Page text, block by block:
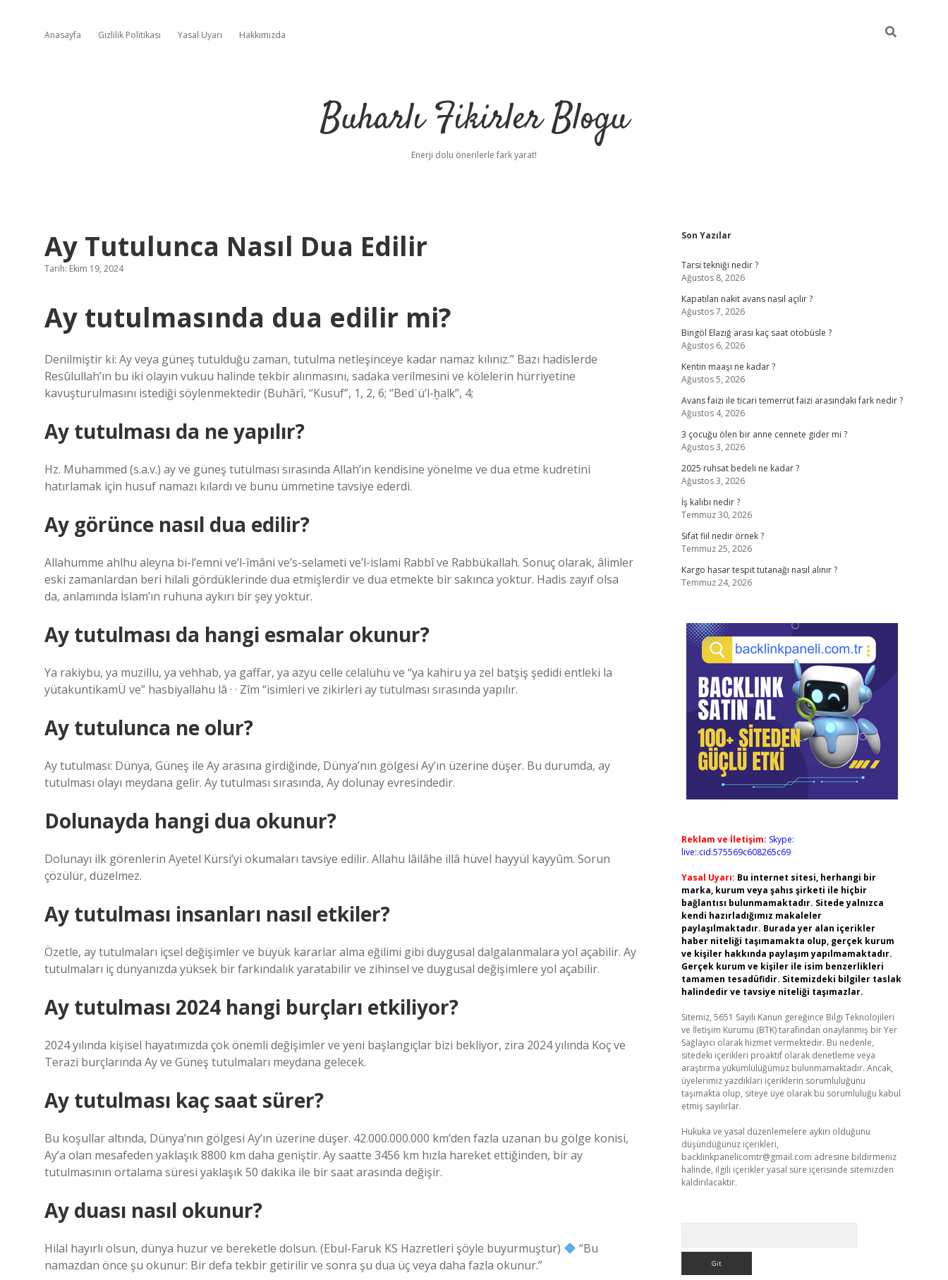
Anasayfa Gizlilik Politikası Yasal Uyarı Hakkımızda
Buharlı Fikirler Blogu
Enerji dolu önerilerle fark yarat!
Ay Tutulunca Nasıl Dua Edilir
Tarih: Ekim 19, 2024
Ay tutulmasında dua edilir mi?
Denilmiştir ki: Ay veya güneş tutulduğu zaman, tutulma netleşinceye kadar namaz kılınız.” Bazı hadislerde
Resûlullah’ın bu iki olayın vukuu halinde tekbir alınmasını, sadaka verilmesini ve kölelerin hürriyetine
kavuşturulmasını istediği söylenmektedir (Buhârî, “Kusuf”, 1, 2, 6; “Bedʾü’l-ḫalḳ”, 4;
Ay tutulması da ne yapılır?
Hz. Muhammed (s.a.v.) ay ve güneş tutulması sırasında Allah’ın kendisine yönelme ve dua etme kudretini
hatırlamak için husuf namazı kılardı ve bunu ümmetine tavsiye ederdi.
Ay görünce nasıl dua edilir?
Allahumme ahlhu aleyna bi-l’emni ve’l-îmâni ve’s-selameti ve’l-islami Rabbî ve Rabbükallah. Sonuç olarak, âlimler
eski zamanlardan beri hilali gördüklerinde dua etmişlerdir ve dua etmekte bir sakınca yoktur. Hadis zayıf olsa
da, anlamında İslam’ın ruhuna aykırı bir şey yoktur.
Ay tutulması da hangi esmalar okunur?
Ya rakiybu, ya muzillu, ya vehhab, ya gaffar, ya azyu celle celalühü ve “ya kahiru ya zel batşiş şedidi entleki la
yütakuntikamÜ ve” hasbiyallahu lâ · · Zîm “isimleri ve zikirleri ay tutulması sırasında yapılır.
Ay tutulunca ne olur?
Ay tutulması: Dünya, Güneş ile Ay arasına girdiğinde, Dünya’nın gölgesi Ay’ın üzerine düşer. Bu durumda, ay
tutulması olayı meydana gelir. Ay tutulması sırasında, Ay dolunay evresindedir.
Dolunayda hangi dua okunur?
Dolunayı ilk görenlerin Ayetel Kürsi’yi okumaları tavsiye edilir. Allahu lâilâhe illâ hüvel hayyül kayyûm. Sorun
çözülür, düzelmez.
Ay tutulması insanları nasıl etkiler?
Özetle, ay tutulmaları içsel değişimler ve büyük kararlar alma eğilimi gibi duygusal dalgalanmalara yol açabilir. Ay
tutulmaları iç dünyanızda yüksek bir farkındalık yaratabilir ve zihinsel ve duygusal değişimlere yol açabilir.
Ay tutulması 2024 hangi burçları etkiliyor?
2024 yılında kişisel hayatımızda çok önemli değişimler ve yeni başlangıçlar bizi bekliyor, zira 2024 yılında Koç ve
Terazi burçlarında Ay ve Güneş tutulmaları meydana gelecek.
Ay tutulması kaç saat sürer?
Bu koşullar altında, Dünya’nın gölgesi Ay’ın üzerine düşer. 42.000.000.000 km’den fazla uzanan bu gölge konisi,
Ay’a olan mesafeden yaklaşık 8800 km daha geniştir. Ay saatte 3456 km hızla hareket ettiğinden, bir ay
tutulmasının ortalama süresi yaklaşık 50 dakika ile bir saat arasında değişir.
Ay duası nasıl okunur?
Hilal hayırlı olsun, dünya huzur ve bereketle dolsun. (Ebul-Faruk KS Hazretleri şöyle buyurmuştur)
“Bu
namazdan önce şu okunur: Bir defa tekbir getirilir ve sonra şu dua üç veya daha fazla okunur.”
Sidebar
Son Yazılar
Tarsi tekniği nedir ?
Ağustos 8, 2026
Kapatılan nakit avans nasıl açılır ?
Ağustos 7, 2026
Bingöl Elazığ arası kaç saat otobüsle ?
Ağustos 6, 2026
Kentin maaşı ne kadar ?
Ağustos 5, 2026
Avans faizi ile ticari temerrüt faizi arasındaki fark nedir ?
Ağustos 4, 2026
3 çocuğu ölen bir anne cennete gider mi ?
Ağustos 3, 2026
2025 ruhsat bedeli ne kadar ?
Ağustos 3, 2026
İş kalıbı nedir ?
Temmuz 30, 2026
Sifat fiil nedir örnek ?
Temmuz 25, 2026
Kargo hasar tespit tutanağı nasıl alınır ?
Temmuz 24, 2026
Reklam ve İletişim: Skype:
live:.cid.575569c608265c69
Yasal Uyarı: Bu internet sitesi, herhangi bir
marka, kurum veya şahıs şirketi ile hiçbir
bağlantısı bulunmamaktadır. Sitede yalnızca
kendi hazırladığımız makaleler
paylaşılmaktadır. Burada yer alan içerikler
haber niteliği taşımamakta olup, gerçek kurum
ve kişiler hakkında paylaşım yapılmamaktadır.
Gerçek kurum ve kişiler ile isim benzerlikleri
tamamen tesadüfidir. Sitemizdeki bilgiler taslak
halindedir ve tavsiye niteliği taşımazlar.
Sitemiz, 5651 Sayılı Kanun gereğince Bilgi Teknolojileri
ve İletişim Kurumu (BTK) tarafından onaylanmış bir Yer
Sağlayıcı olarak hizmet vermektedir. Bu nedenle,
sitedeki içerikleri proaktif olarak denetleme veya
araştırma yükümlülüğümüz bulunmamaktadır. Ancak,
üyelerimiz yazdıkları içeriklerin sorumluluğunu
taşımakta olup, siteye üye olarak bu sorumluluğu kabul
etmiş sayılırlar.
Hukuka ve yasal düzenlemelere aykırı olduğunu
düşündüğünüz içerikleri,
backlinkpanelicomtr@gmail.com adresine bildirmeniz
halinde, ilgili içerikler yasal süre içerisinde sitemizden
kaldırılacaktır.